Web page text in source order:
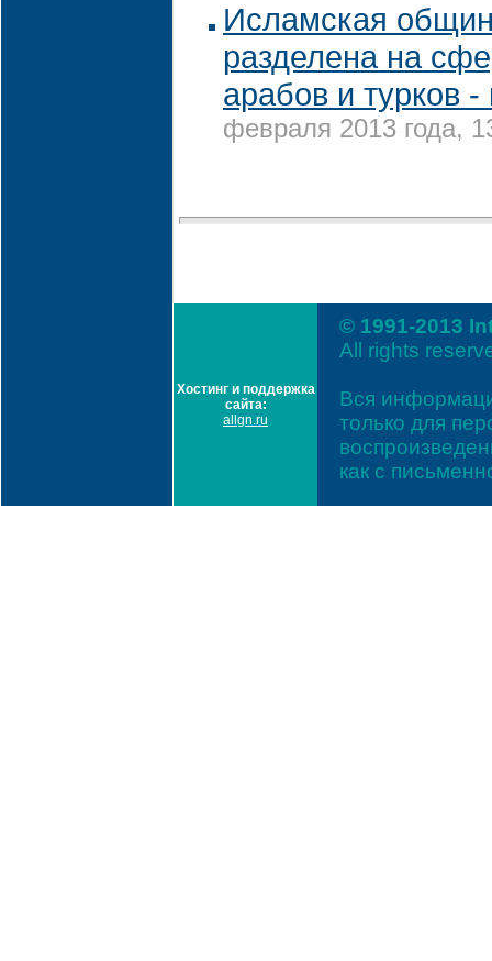
Исламская
разделена на
арабов и турков
февраля 2013 года,
Хостинг и поддержка
сайта:
allgn.ru
© 1991-2013
All rights
Вся
только для
как с